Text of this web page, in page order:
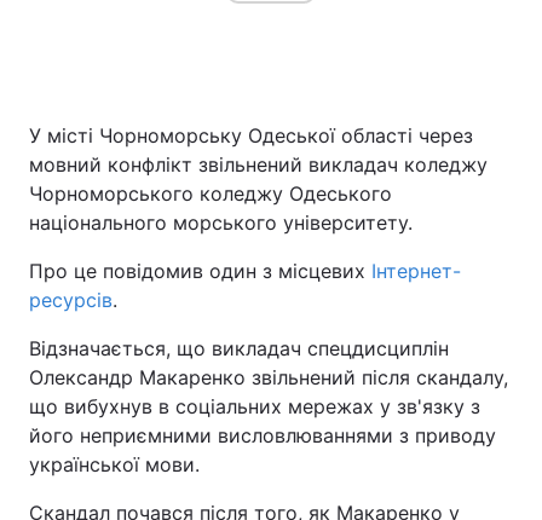
У місті Чорноморську Одеської області через
мовний конфлікт звільнений викладач коледжу
Чорноморського коледжу Одеського
національного морського університету.
Про це повідомив один з місцевих Інтернет-
ресурсів.
Відзначається, що викладач спецдисциплін
Олександр Макаренко звільнений після скандалу,
що вибухнув в соціальних мережах у зв'язку з
його неприємними висловлюваннями з приводу
української мови.
Скандал почався після того, як Макаренко у